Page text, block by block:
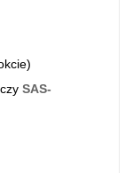
SAS-